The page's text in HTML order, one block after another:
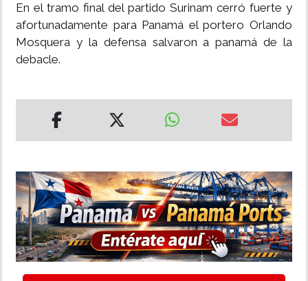
En el tramo final del partido Surinam cerró fuerte y
afortunadamente para Panamá el portero Orlando
Mosquera y la defensa salvaron a panamá de la
debacle.